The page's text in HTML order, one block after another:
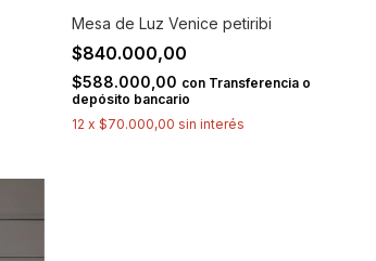
Mesa de Luz Venice petiribi
$840.000,00
$588.000,00 con Transferencia o
depósito bancario
12 x $70.000,00 sin interés